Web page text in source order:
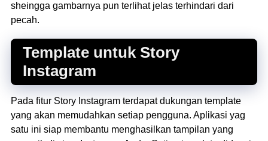
sheingga gambarnya pun terlihat jelas terhindari dari
pecah.
Template untuk Story
Instagram
Pada fitur Story Instagram terdapat dukungan template
yang akan memudahkan setiap pengguna. Aplikasi yag
satu ini siap membantu menghasilkan tampilan yang